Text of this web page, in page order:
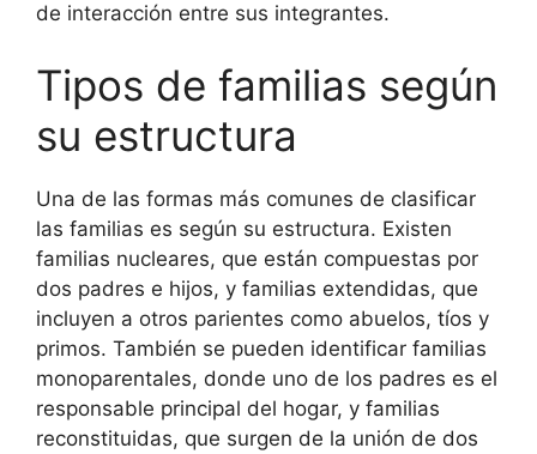
de interacción entre sus integrantes.
Tipos de familias según
su estructura
Una de las formas más comunes de clasificar
las familias es según su estructura. Existen
familias nucleares, que están compuestas por
dos padres e hijos, y familias extendidas, que
incluyen a otros parientes como abuelos, tíos y
primos. También se pueden identificar familias
monoparentales, donde uno de los padres es el
responsable principal del hogar, y familias
reconstituidas, que surgen de la unión de dos